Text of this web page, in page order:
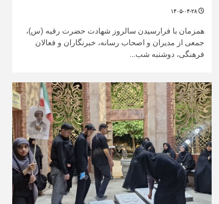
همزمان با فرارسیدن سالروز شهادت حضرت رقیه (س)،
جمعی از مدیران و اصحاب رسانه، خبرنگاران و فعالان
فرهنگی، دوشنبه شب...